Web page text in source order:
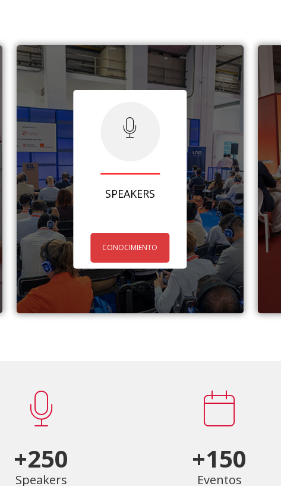
SPEAKERS
CONOCIMIENTO
+250
Speakers
+150
Eventos